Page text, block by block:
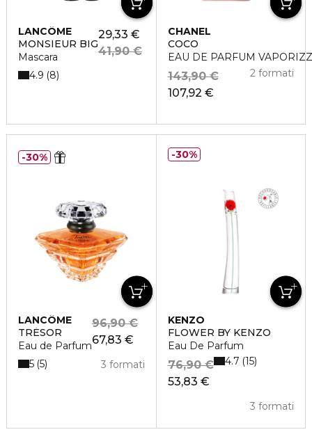
LANCÔME
MONSIEUR BIG
Mascara
29,33 €
41,90 €
4.9 8
CHANEL
COCO
EAU DE PARFUM
107,92 €
143,90 € 2 formati
LANCÔME
TRÉSOR
Eau de Parfum67,83 €
96,90 €
3 formati
5 5
30%
KENZO
FLOWER BY KENZO
Eau De Parfum
53,83 €
76,90 €
3 formati
4.7 15
30%